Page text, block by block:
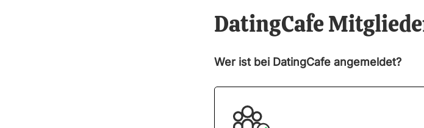
DatingCafe
Wer ist bei DatingCafe angemeldet?